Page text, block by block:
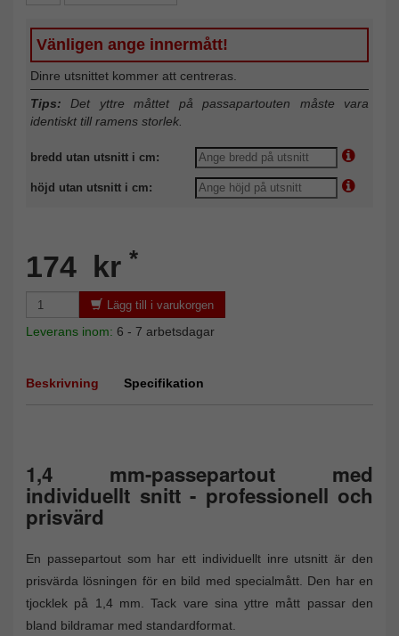
Vänligen ange innermått!
Dinre utsnittet kommer att centreras.
Tips: Det yttre måttet på passapartouten måste vara
identiskt till ramens storlek.
bredd utan utsnitt i cm:
höjd utan utsnitt i cm:
174 kr *
Lägg till i varukorgen
Leverans inom: 6 - 7 arbetsdagar
Beskrivning Specifikation
1,4 mm-passepartout med
individuellt snitt - professionell och
prisvärd
En passepartout som har ett individuellt inre utsnitt är den
prisvärda lösningen för en bild med specialmått. Den har en
tjocklek på 1,4 mm. Tack vare sina yttre mått passar den
bland bildramar med standardformat.